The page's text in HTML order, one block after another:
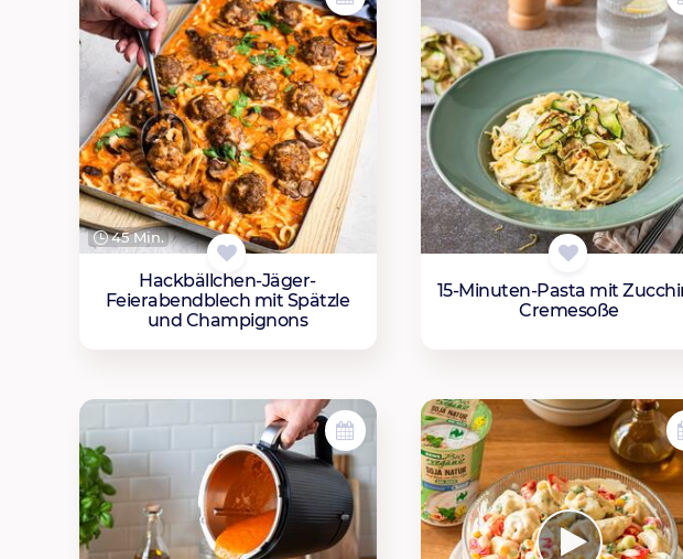
45 Min.
Hackbällchen-Jäger-
Feierabendblech mit Spätzle
und Champignons
15-Minuten-Pasta mit
Cremesoße